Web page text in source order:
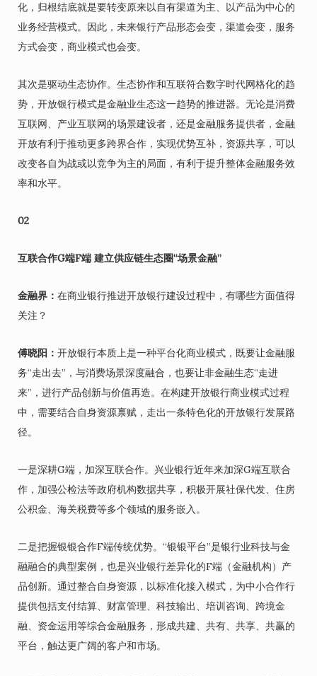
化，归根结底就是要转变原来以自有渠道为主、以产品为中心的
业务经营模式。因此，未来银行产品形态会变，渠道会变，服务
方式会变，商业模式也会变。
其次是驱动生态协作。生态协作和互联符合数字时代网格化的趋
势，开放银行模式是金融业生态这一趋势的推进器。无论是消费
互联网、产业互联网的场景建设者，还是金融服务提供者，金融
开放有利于推动更多跨界合作，实现优势互补，资源共享，可以
改变各自为战或以竞争为主的局面，有利于提升整体金融服务效
率和水平。
02
互联合作G端F端 建立供应链生态圈“场景金融”
金融界： 在商业银行推进开放银行建设过程中，有哪些方面值得
关注？
傅晓阳： 开放银行本质上是一种平台化商业模式，既要让金融服
务“走出去”，与消费场景深度融合，也要让非金融生态“走进
来”，进行产品创新与价值再造。在构建开放银行商业模式过程
中，需要结合自身资源禀赋，走出一条特色化的开放银行发展路
径。
一是深耕G端，加深互联合作。兴业银行近年来加深G端互联合
作，加强公检法等政府机构数据共享，积极开展社保代发、住房
公积金、海关税费等多个领域的服务嵌入。
二是把握银银合作F端传统优势。“银银平台”是银行业科技与金
融融合的典型案例，也是兴业银行差异化的F端（金融机构）产
品创新。通过整合自身资源，以标准化接入模式，为中小合作行
提供包括支付结算、财富管理、科技输出、培训咨询、跨境金
融、资金运用等综合金融服务，形成共建、共有、共享、共赢的
平台，触达更广阔的客户和市场。